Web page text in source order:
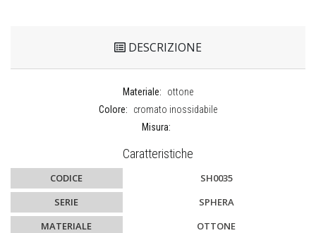
Materiale:
ottone
Colore:
cromato inossidabile
Misura:
Caratteristiche
CODICE
SH0035
SERIE
SPHERA
MATERIALE
OTTONE
DESCRIZIONE